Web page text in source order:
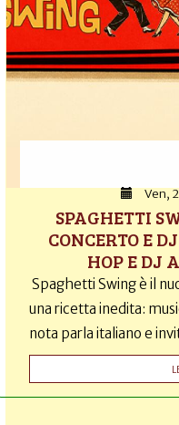
Ven,
SPAGHETTI
CONCERTO E
HOP E DJ
Spaghetti Swing è il
una ricetta inedita:
nota parla italiano e